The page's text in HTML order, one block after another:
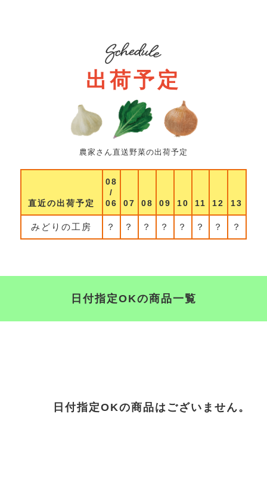
出荷予定
農家さん直送野菜の出荷予定
直近の出荷予定
08
/
06
07 08 09 10 11 12 13
みどりの工房 ？ ？ ？ ？ ？ ？ ？ ？
日付指定OKの商品一覧
日付指定OKの商品はございません。